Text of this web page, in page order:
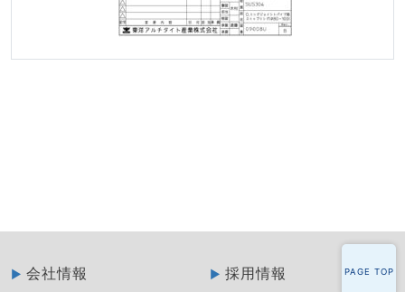
PAGE TOP
会社情報 採用情報